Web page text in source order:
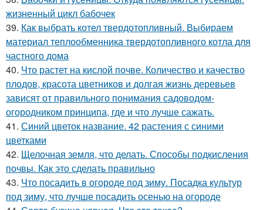
жизненный цикл бабочек
39. Как выбрать котел твердотопливный. Выбираем
материал теплообменника твердотопливного котла для
частного дома
40. Что растет на кислой почве. Количество и качество
плодов, красота цветников и долгая жизнь деревьев
зависят от правильного понимания садоводом-
огородником принципа, где и что лучше сажать.
41. Синий цветок название. 42 растения с синими
цветками
42. Щелочная земля, что делать. Способы подкисления
почвы. Как это сделать правильно
43. Что посадить в огороде под зиму. Посадка культур
под зиму, что лучше посадить осенью на огороде